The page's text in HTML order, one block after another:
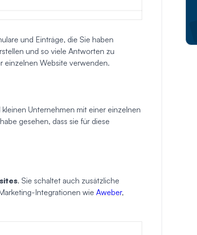
und Einträge, die Sie haben
und so viele Antworten zu
einzelnen Website verwenden.
Unternehmen mit einer einzelnen
gesehen, dass sie für diese
. Sie schaltet auch zusätzliche
Integrationen wie Aweber,